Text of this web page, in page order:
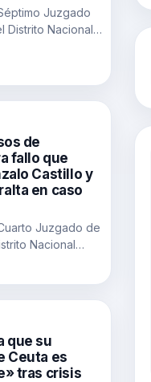
Juzgado
Distrito Nacional
de
fallo que
Castillo y
en caso
Juzgado de
Nacional
que su
Ceuta es
tras crisis